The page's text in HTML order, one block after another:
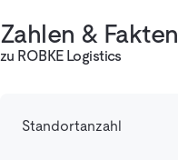
Zahlen & Fakten
zu ROBKE Logistics
Standortanzahl